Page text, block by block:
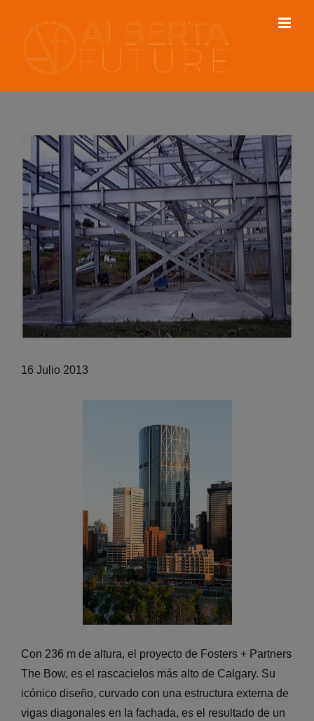
16 Julio 2013
Con 236 m de altura, el proyecto de Fosters + Partners
The Bow, es el rascacielos más alto de Calgary. Su
icónico diseño, curvado con una estructura externa de
vigas diagonales en la fachada, es el resultado de un